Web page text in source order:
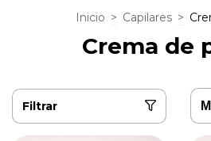
Inicio > Capilares >
Crema de
Filtrar